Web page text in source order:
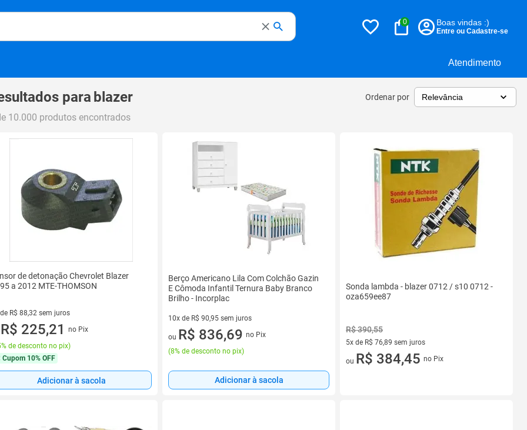
Atendimento
Magalu
0 Boas vindas :)
Entre ou Cadastre-se
para blazer Ordenar por
10.000 produtos encontrados
de detonação Chevrolet Blazer
a 2012 MTE-THOMSON
R$ 88,32 sem juros
de R$ 88,32 sem juros
R$ 225,21
no Pix
de desconto no pix)
Cupom 10% OFF
Adicionar à sacola
Berço Americano Lila Com Colchão Gazin
E Cômoda Infantil Ternura Baby Branco
Brilho - Incorplac
10x de R$ 90,95 sem juros
10 vez de R$ 90,95 sem juros
ou R$ 836,69 no Pix
(8% de desconto no pix)
Adicionar à sacola
Sonda lambda - blazer 0712 / s10 0712 -
oza659ee87
R$ 390,55
5x de R$ 76,89 sem juros
5 vez de R$ 76,89 sem juros
ou R$ 384,45 no Pix